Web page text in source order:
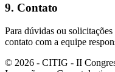
9. Contato
Para dúvidas ou
contato com a equipe
© 2026 - CITIG - II